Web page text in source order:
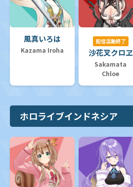
風真いろは
Kazama Iroha
配信活動終了
沙花叉クロヱ
Sakamata
Chloe
ホロライブインドネシア